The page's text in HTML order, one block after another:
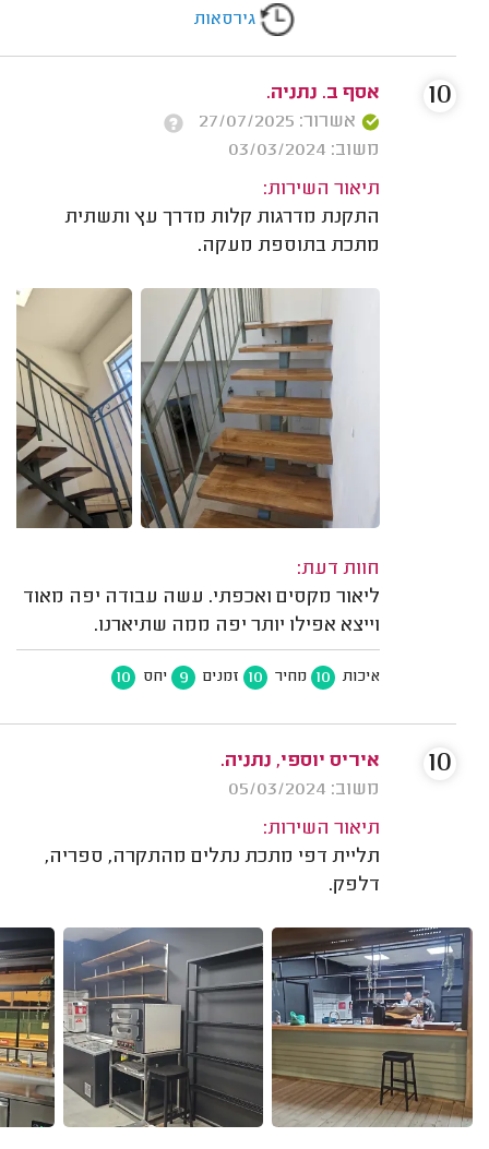
גירסאות
אסף ב. נתניה.
אשרור: 27/07/2025
משוב: 03/03/2024
תיאור השירות:
התקנת מדרגות קלות מדרך עץ ותשתית
מתכת בתוספת מעקה.
חוות דעת:
ליאור מקסים ואכפתי. עשה עבודה יפה מאוד
וייצא אפילו יותר יפה ממה שתיארנו.
איכות 10 מחיר 10 זמנים 9 יחס 10
10
איריס יוספי, נתניה.
משוב: 05/03/2024
תיאור השירות:
תליית דפי מתכת נתלים מהתקרה, ספריה,
דלפק.
10